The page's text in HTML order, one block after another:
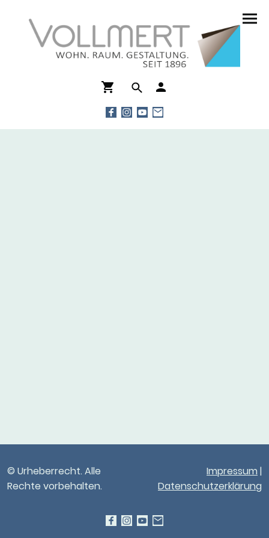
© Urheberrecht. Alle
Rechte vorbehalten.
Impressum |
Datenschutzerklärung